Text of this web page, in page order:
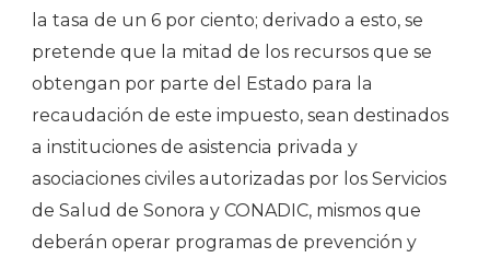
la tasa de un 6 por ciento; derivado a esto, se
pretende que la mitad de los recursos que se
obtengan por parte del Estado para la
recaudación de este impuesto, sean destinados
a instituciones de asistencia privada y
asociaciones civiles autorizadas por los Servicios
de Salud de Sonora y CONADIC, mismos que
deberán operar programas de prevención y